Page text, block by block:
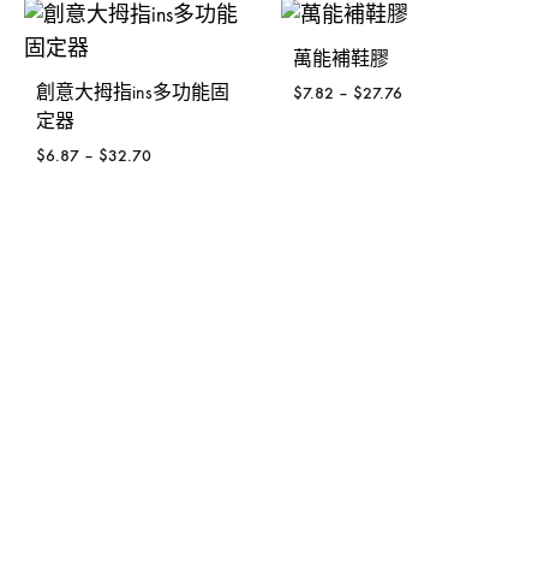
創意大拇指ins多功能固
定器
$6.87 – $32.70
萬能補鞋膠
$7.82 – $27.76